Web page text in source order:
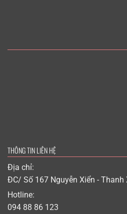
THÔNG TIN LIÊN HỆ
Địa chỉ:
ĐC/ Số 167 Nguyễn Xiển - Thanh
Hotline:
094 88 86 123